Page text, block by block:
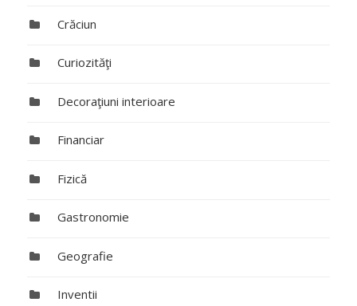
Crăciun
Curiozităţi
Decoraţiuni interioare
Financiar
Fizică
Gastronomie
Geografie
Inventii